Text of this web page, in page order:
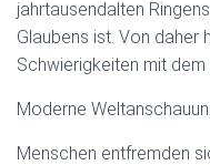
jahrtausendalten
Glaubens ist. Von daher
Schwierigkeiten mit dem
Moderne
Menschen entfremden